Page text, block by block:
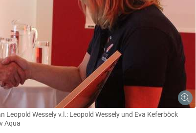
Wessely v.l.: Leopold Wessely und Eva Keferböck
Aqua